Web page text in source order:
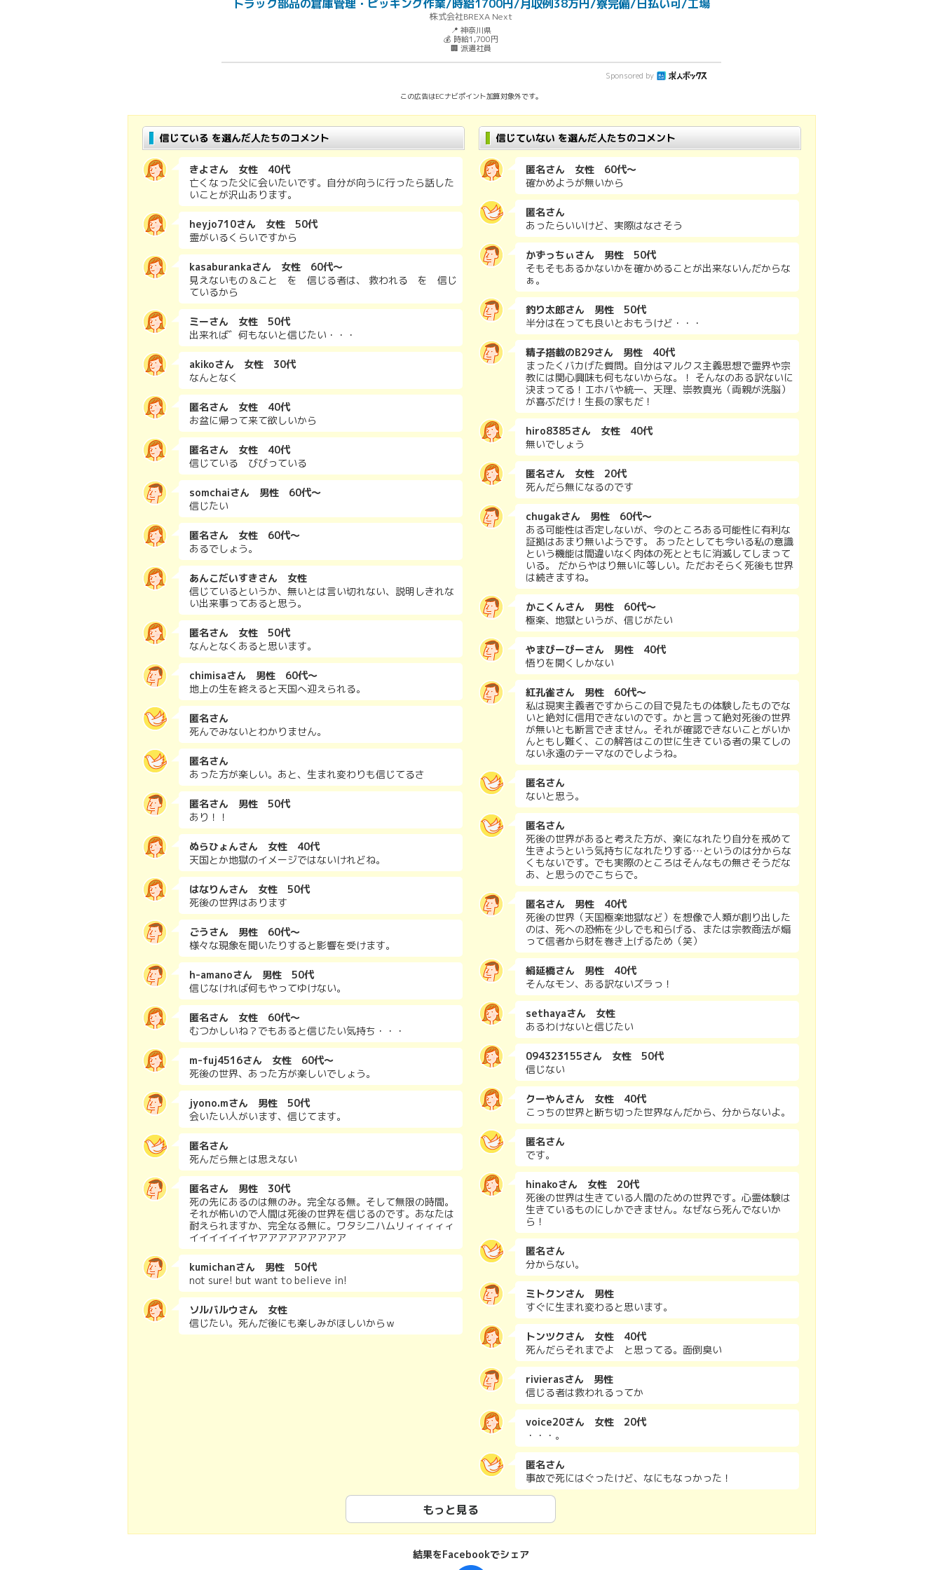
トラック部品の倉庫管理・ピッキング作業/時給1700円/月収例38万円/寮完備/日払い可/工場
株式会社BREXA Next
📍 神奈川県
💰 時給1,700円
🏢 派遣社員
Sponsored by
この広告はECナビポイント加算対象外です。
信じている を選んだ人たちのコメント
きよさん 女性 40代
亡くなった父に会いたいです。自分が向うに行ったら話した
いことが沢山あります。
heyjo710さん 女性 50代
霊がいるくらいですから
kasaburankaさん 女性 60代～
見えないもの＆こと を 信じる者は、 救われる を 信じ
ているから
ミーさん 女性 50代
出来れば゛何もないと信じたい・・・
akikoさん 女性 30代
なんとなく
匿名さん 女性 40代
お盆に帰って来て欲しいから
匿名さん 女性 40代
信じている びびっている
somchaiさん 男性 60代～
信じたい
匿名さん 女性 60代～
あるでしょう。
あんこだいすきさん 女性
信じているというか、無いとは言い切れない、説明しきれな
い出来事ってあると思う。
匿名さん 女性 50代
なんとなくあると思います。
chimisaさん 男性 60代～
地上の生を終えると天国へ迎えられる。
匿名さん
死んでみないとわかりません。
匿名さん
あった方が楽しい。あと、生まれ変わりも信じてるさ
匿名さん 男性 50代
あり！！
ぬらひょんさん 女性 40代
天国とか地獄のイメージではないけれどね。
はなりんさん 女性 50代
死後の世界はあります
ごうさん 男性 60代～
様々な現象を聞いたりすると影響を受けます。
h-amanoさん 男性 50代
信じなければ何もやってゆけない。
匿名さん 女性 60代～
むつかしいね？でもあると信じたい気持ち・・・
m-fuj4516さん 女性 60代～
死後の世界、あった方が楽しいでしょう。
jyono.mさん 男性 50代
会いたい人がいます、信じてます。
匿名さん
死んだら無とは思えない
匿名さん 男性 30代
死の先にあるのは無のみ。完全なる無。そして無限の時間。
それが怖いので人間は死後の世界を信じるのです。あなたは
耐えられますか、完全なる無に。ワタシニハムリィィィィィ
イイイイイイヤアアアアアアアアア
kumichanさん 男性 50代
not sure! but want to believe in!
ソルバルウさん 女性
信じたい。死んだ後にも楽しみがほしいからｗ
信じていない を選んだ人たちのコメント
匿名さん 女性 60代～
確かめようが無いから
匿名さん
あったらいいけど、実際はなさそう
かずっちぃさん 男性 50代
そもそもあるかないかを確かめることが出来ないんだからな
ぁ。
釣り太郎さん 男性 50代
半分は在っても良いとおもうけど・・・
精子搭載のB29さん 男性 40代
まったくバカげた質問。自分はマルクス主義思想で霊界や宗
教には関心興味も何もないからな。！ そんなのある訳ないに
決まってる！エホバや統一、天理、崇教真光（両親が洗脳）
が喜ぶだけ！生長の家もだ！
hiro8385さん 女性 40代
無いでしょう
匿名さん 女性 20代
死んだら無になるのです
chugakさん 男性 60代～
ある可能性は否定しないが、今のところある可能性に有利な
証拠はあまり無いようです。 あったとしても今いる私の意識
という機能は間違いなく肉体の死とともに消滅してしまって
いる。 だからやはり無いに等しい。ただおそらく死後も世界
は続きますね。
かこくんさん 男性 60代～
極楽、地獄というが、信じがたい
やまぴーぴーさん 男性 40代
悟りを開くしかない
紅孔雀さん 男性 60代～
私は現実主義者ですからこの目で見たもの体験したものでな
いと絶対に信用できないのです。かと言って絶対死後の世界
が無いとも断言できません。それが確認できないことがいか
んともし難く、この解答はこの世に生きている者の果てしの
ない永遠のテーマなのでしようね。
匿名さん
ないと思う。
匿名さん
死後の世界があると考えた方が、楽になれたり自分を戒めて
生きようという気持ちになれたりする…というのは分からな
くもないです。でも実際のところはそんなもの無さそうだな
あ、と思うのでこちらで。
匿名さん 男性 40代
死後の世界（天国極楽地獄など）を想像で人類が創り出した
のは、死への恐怖を少しでも和らげる、または宗教商法が煽
って信者から財を巻き上げるため（笑）
絹延橋さん 男性 40代
そんなモン、ある訳ないズラっ！
sethayaさん 女性
あるわけないと信じたい
094323155さん 女性 50代
信じない
クーやんさん 女性 40代
こっちの世界と断ち切った世界なんだから、分からないよ。
匿名さん
です。
hinakoさん 女性 20代
死後の世界は生きている人間のための世界です。心霊体験は
生きているものにしかできません。なぜなら死んでないか
ら！
匿名さん
分からない。
ミトクンさん 男性
すぐに生まれ変わると思います。
トンツクさん 女性 40代
死んだらそれまでよ と思ってる。面倒臭い
rivierasさん 男性
信じる者は救われるってか
voice20さん 女性 20代
・・・。
匿名さん
事故で死にはぐったけど、なにもなっかった！
もっと見る
結果をFacebookでシェア